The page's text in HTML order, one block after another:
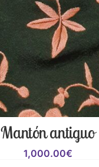
Mantón antiguo
1,000.00€